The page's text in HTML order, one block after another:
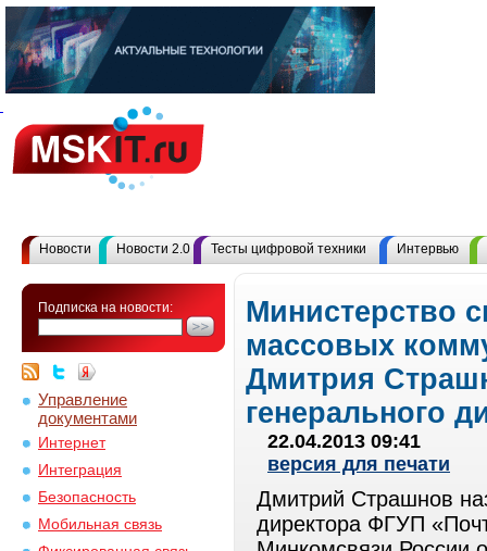
Новости Новости 2.0 Тесты цифровой техники Интервью
Подписка на новости:
Управление
документами
Интернет
Интеграция
Безопасность
Мобильная связь
Министерство
массовых
Дмитрия
генерального
22.04.2013 09:41
версия для печати
Дмитрий Страшнов
директора ФГУП